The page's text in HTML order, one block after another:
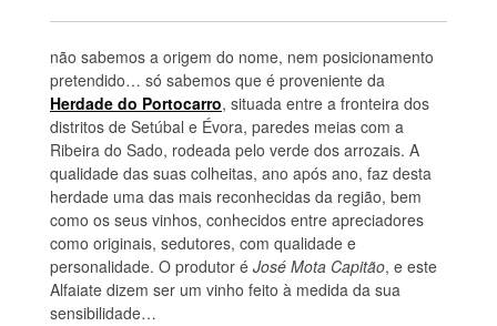
não sabemos a origem do nome, nem posicionamento
pretendido… só sabemos que é proveniente da
Herdade do Portocarro, situada entre a fronteira dos
distritos de Setúbal e Évora, paredes meias com a
Ribeira do Sado, rodeada pelo verde dos arrozais. A
qualidade das suas colheitas, ano após ano, faz desta
herdade uma das mais reconhecidas da região, bem
como os seus vinhos, conhecidos entre apreciadores
como originais, sedutores, com qualidade e
personalidade. O produtor é José Mota Capitão, e este
Alfaiate dizem ser um vinho feito à medida da sua
sensibilidade…